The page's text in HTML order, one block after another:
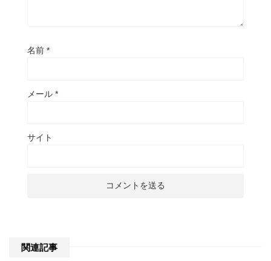
名前 *
メール *
サイト
関連記事